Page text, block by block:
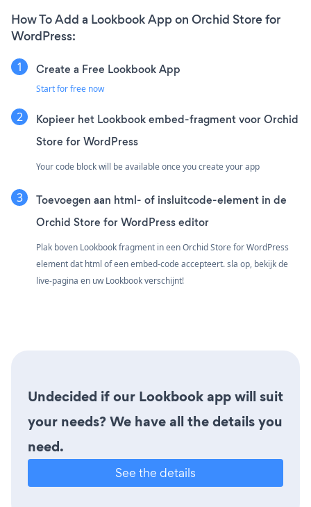
How To Add a Lookbook App on Orchid Store for
WordPress:
Create a Free Lookbook App
Start for free now
Kopieer het Lookbook embed-fragment voor Orchid
Store for WordPress
Your code block will be available once you create your app
Toevoegen aan html- of insluitcode-element in de
Orchid Store for WordPress editor
Plak boven Lookbook fragment in een Orchid Store for WordPress
element dat html of een embed-code accepteert. sla op, bekijk de
live-pagina en uw Lookbook verschijnt!
Undecided if our Lookbook app will suit
your needs? We have all the details you
need.
See the details